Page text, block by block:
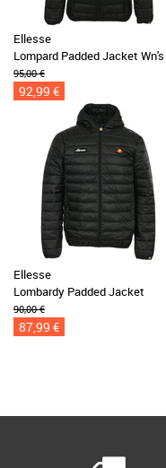
Ellesse
Lompard Padded Jacket Wn's
95,00 €
92,99 €
Ellesse
Lombardy Padded Jacket
90,00 €
87,99 €